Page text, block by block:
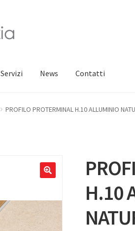
Servizi News Contatti
PROFILO PROTERMINAL H.10 ALLUMINIO
H.10